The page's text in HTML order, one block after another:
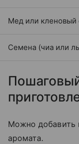
Мед или кленовый
Семена (чиа или
Можно добавить
аромата.